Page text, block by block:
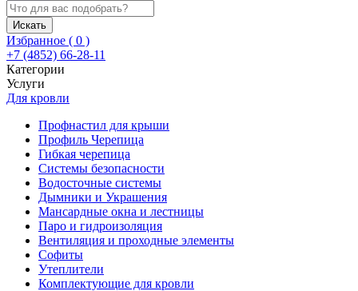
Искать
Избранное ( 0 )
+7 (4852) 66-28-11
Категории
Услуги
Для кровли
Профнастил для крыши
Профиль Черепица
Гибкая черепица
Системы безопасности
Водосточные системы
Дымники и Украшения
Мансардные окна и лестницы
Паро и гидроизоляция
Вентиляция и проходные элементы
Софиты
Утеплители
Комплектующие для кровли